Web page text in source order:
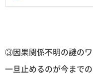
③因果関係不明の謎の
一旦止めるのが今まで